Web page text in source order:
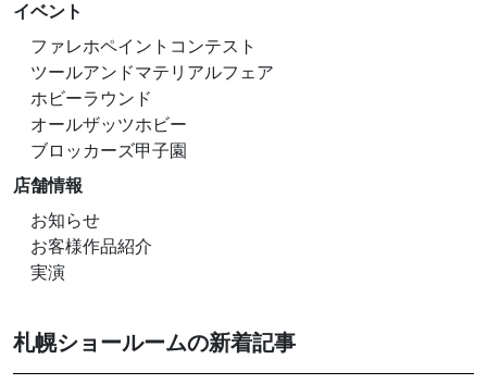
イベント
ファレホペイントコンテスト
ツールアンドマテリアルフェア
ホビーラウンド
オールザッツホビー
ブロッカーズ甲子園
店舗情報
お知らせ
お客様作品紹介
実演
札幌ショールームの新着記事